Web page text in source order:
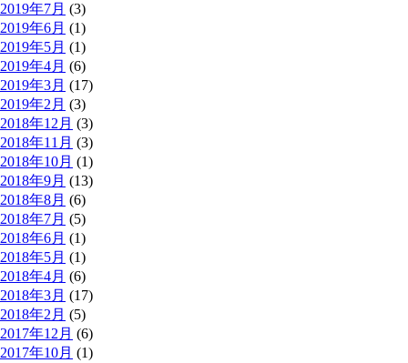
2019年7月 (3)
2019年6月 (1)
2019年5月 (1)
2019年4月 (6)
2019年3月 (17)
2019年2月 (3)
2018年12月 (3)
2018年11月 (3)
2018年10月 (1)
2018年9月 (13)
2018年8月 (6)
2018年7月 (5)
2018年6月 (1)
2018年5月 (1)
2018年4月 (6)
2018年3月 (17)
2018年2月 (5)
2017年12月 (6)
2017年10月 (1)